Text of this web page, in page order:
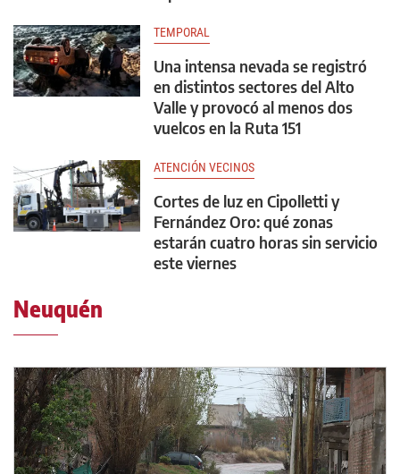
TEMPORAL
Una intensa nevada se registró
en distintos sectores del Alto
Valle y provocó al menos dos
vuelcos en la Ruta 151
ATENCIÓN VECINOS
Cortes de luz en Cipolletti y
Fernández Oro: qué zonas
estarán cuatro horas sin servicio
este viernes
Neuquén